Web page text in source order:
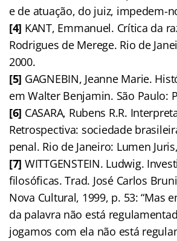
e de atuação, do juiz, impedem-
[4] KANT, Emmanuel. Crítica da
Rodrigues de Merege. Rio de
2000.
[5] GAGNEBIN, Jeanne Marie.
em Walter Benjamin. São Paulo:
[6] CASARA, Rubens R.R.
Retrospectiva: sociedade
penal. Rio de Janeiro: Lumen
[7] WITTGENSTEIN. Ludwig.
filosóficas. Trad. José Carlos
Nova Cultural, 1999, p. 53: “Mas
da palavra não está
jogamos com ela não está